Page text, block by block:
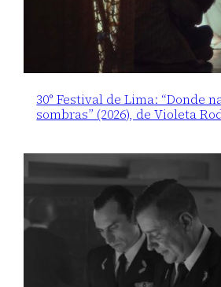
30° Festival de Lima: “Donde
sombras” (2026), de Violeta